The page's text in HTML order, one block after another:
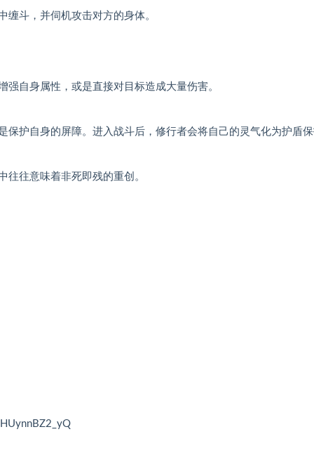
斗，并伺机攻击对方的身体。
自身属性，或是直接对目标造成大量伤害。
护自身的屏障。进入战斗后，修行者会将自己的灵气化为护盾
往往意味着非死即残的重创。